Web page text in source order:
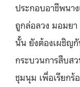
ประกอบอาชีพนา
ถูกล่อลวง มอมย
นั้น ยังต้องเผชิญ
กระบวนการสืบส
ชุมนุม เพื่อเรียกร้